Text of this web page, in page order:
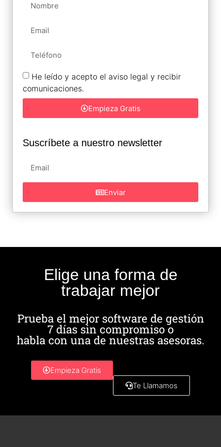
He leído y acepto el aviso legal y recibir
comunicaciones.
Empieza Gratis
Suscríbete a nuestro newsletter
Enviar
Elige una forma de
trabajar mejor
Prueba el mejor software de gestión
7 días sin compromiso o
habla con una de nuestras asesoras.
Empieza Gratis
Te Llamamos